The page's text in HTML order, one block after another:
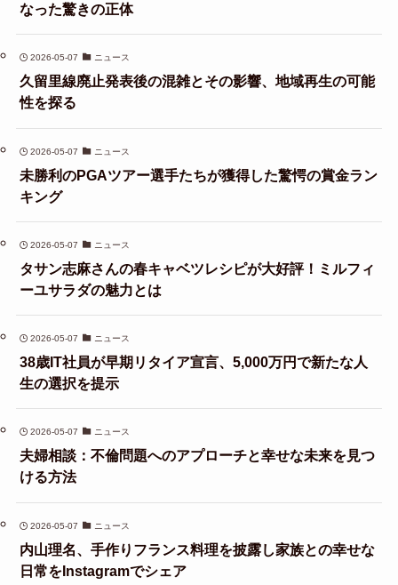
なった驚きの正体
2026-05-07 ニュース
久留里線廃止発表後の混雑とその影響、地域再生の可能
性を探る
2026-05-07 ニュース
未勝利のPGAツアー選手たちが獲得した驚愕の賞金ラン
キング
2026-05-07 ニュース
タサン志麻さんの春キャベツレシピが大好評！ミルフィ
ーユサラダの魅力とは
2026-05-07 ニュース
38歳IT社員が早期リタイア宣言、5,000万円で新たな人
生の選択を提示
2026-05-07 ニュース
夫婦相談：不倫問題へのアプローチと幸せな未来を見つ
ける方法
2026-05-07 ニュース
内山理名、手作りフランス料理を披露し家族との幸せな
日常をInstagramでシェア